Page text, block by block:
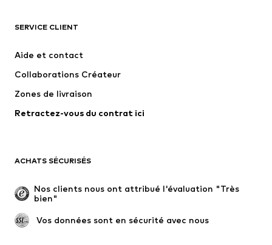
Nouveautés
Lingerie
Manteaux
Jupes
Occasions spéciales
Exclusif
Remise à neuf
SERVICE CLIENT
Aide et contact
Collaborations Créateur
Zones de livraison
Retractez-vous du contrat ici
ACHATS SÉCURISÉS
Nos clients nous ont attribué l'évaluation "Très
bien"
Vos données sont en sécurité avec nous